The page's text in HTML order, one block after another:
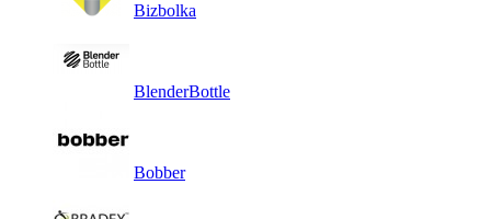
Bizbolka
BlenderBottle
Bobber